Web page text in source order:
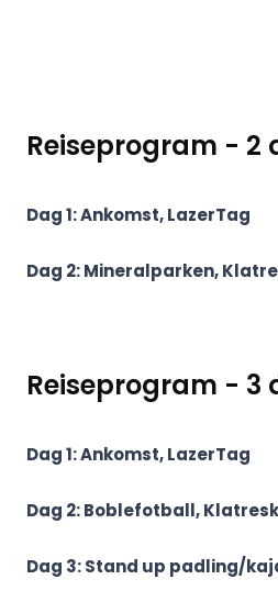
Reiseprogram - 2
Dag 1: Ankomst, LazerTag
Dag 2: Mineralparken,
Reiseprogram - 3
Dag 1: Ankomst, LazerTag
Dag 2: Boblefotball,
Dag 3: Stand up padling/